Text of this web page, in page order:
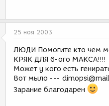
25 ноя 2003
ЛЮДИ Помогите кто чем
КРЯК ДЛЯ 6-ого МАКСА!!!!
Может у кого есть
Вот мыло ---
Зарание благодарен